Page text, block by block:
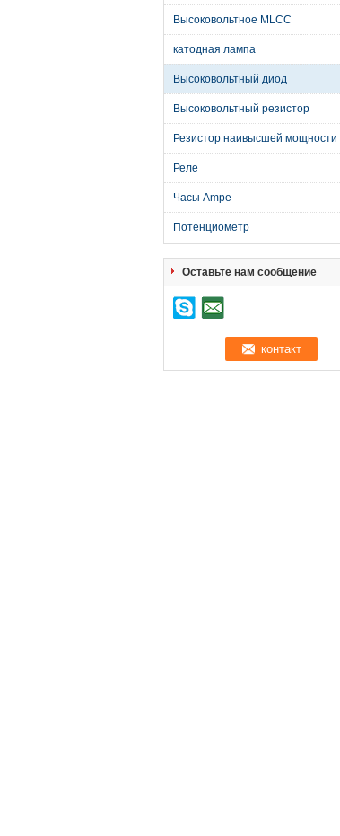
Высоковольтное MLCC
катодная лампа
Высоковольтный диод
Высоковольтный резистор
Резистор наивысшей мощности
Реле
Часы Ampe
Потенциометр
Оставьте нам сообщение